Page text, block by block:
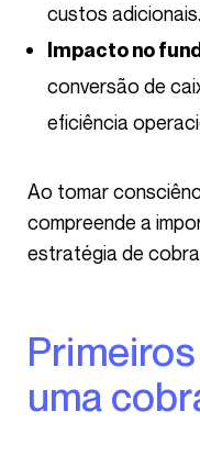
custos adicionais.
Impacto no
conversão de
eficiência
Ao tomar consciência destes impactos,
compreende a
estratégia de
Primeiros passos para
uma